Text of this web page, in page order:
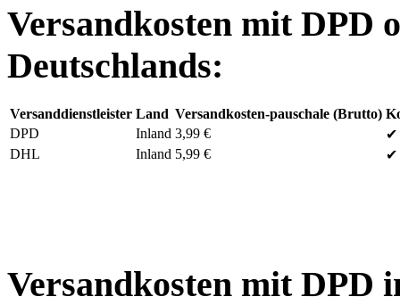
Versandkosten mit DPD
Deutschlands:
Versanddienstleister Land Versandkosten-pauschale (Brutto)
DPD
Inland 3,99 €
✔
DHL
Inland 5,99 € ✔
Versandkosten mit DPD